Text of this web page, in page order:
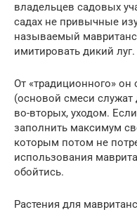
владельцев садовых
садах не привычные
называемый
имитировать дикий луг.
От «традиционного» он
(основой смеси служат
во-вторых, уходом.
заполнить максимум
которым потом не
использования
обойтись.
Растения для